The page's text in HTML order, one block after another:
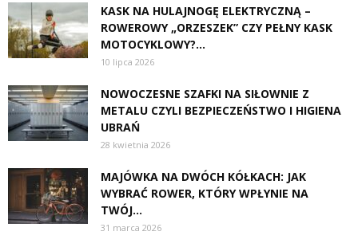
KASK NA HULAJNOGĘ ELEKTRYCZNĄ –
ROWEROWY „ORZESZEK” CZY PEŁNY KASK
MOTOCYKLOWY?...
10 lipca 2026
NOWOCZESNE SZAFKI NA SIŁOWNIE Z
METALU CZYLI BEZPIECZEŃSTWO I HIGIENA
UBRAŃ
28 kwietnia 2026
MAJÓWKA NA DWÓCH KÓŁKACH: JAK
WYBRAĆ ROWER, KTÓRY WPŁYNIE NA
TWÓJ...
31 marca 2026